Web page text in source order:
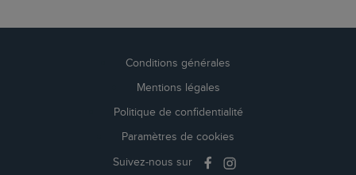
Conditions générales
Mentions légales
Politique de confidentialité
Paramètres de cookies
Suivez-nous sur